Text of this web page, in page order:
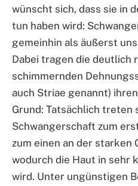
wünscht sich, dass sie in
tun haben wird:
gemeinhin als äußerst
Dabei tragen die deutlich
schimmernden
auch Striae genannt)
Grund: Tatsächlich treten
Schwangerschaft zum
zum einen an der starken
wodurch die Haut in sehr
wird. Unter ungünstigen